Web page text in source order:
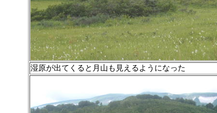
湿原が出てくると月山も見えるようになった